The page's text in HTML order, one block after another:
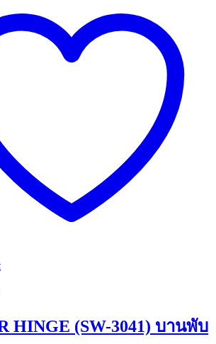
HINGE (SW-3041) บานพับ